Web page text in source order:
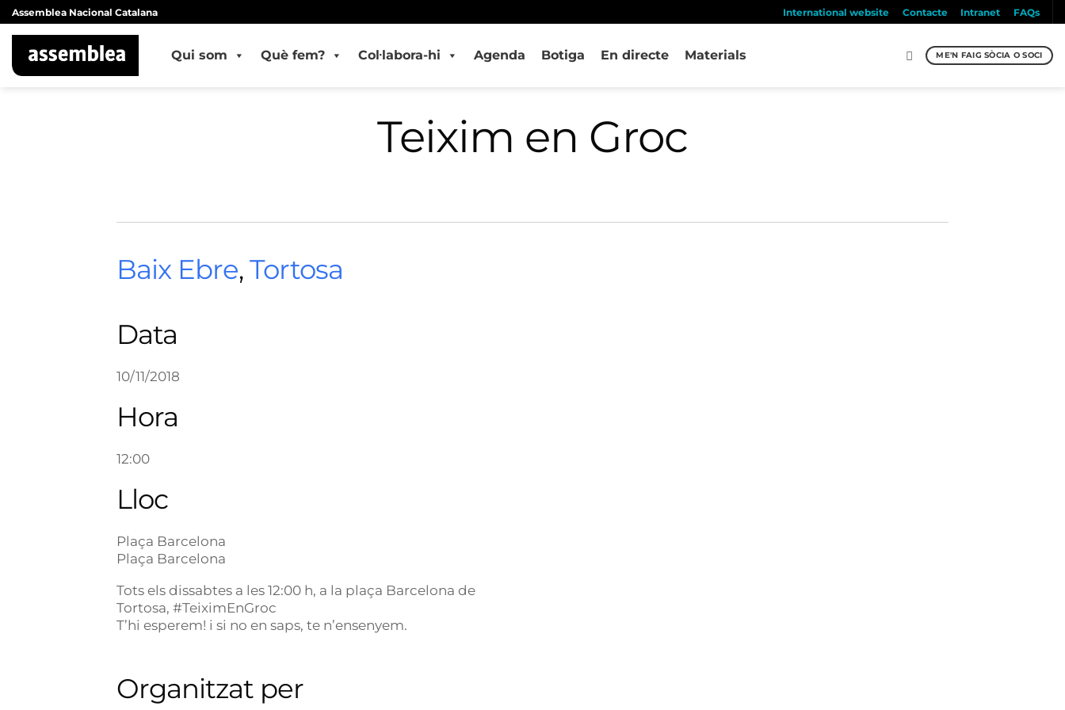
Skip
to
content
Assemblea Nacional Catalana International website Contacte Intranet FAQs
Qui som Què fem? Col·labora-hi Agenda Botiga En directe Materials ME'N FAIG SÒCIA O SOCI
Teixim en Groc
Baix Ebre,Tortosa
Data
10/11/2018
Hora
12:00
Lloc
Plaça Barcelona
Plaça Barcelona
Tots els dissabtes a les 12:00 h, a la plaça Barcelona de
Tortosa, #TeiximEnGroc
T’hi esperem! i si no en saps, te n’ensenyem.
Organitzat per